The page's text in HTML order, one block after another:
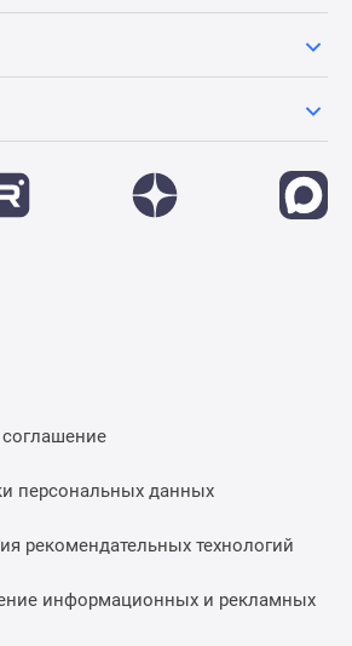
персональных данных
рекомендательных технологий
информационных и рекламных